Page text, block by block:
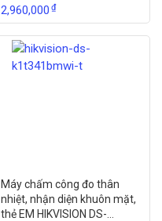
2,960,000₫
Máy chấm công đo thân
nhiệt, nhận diện khuôn mặt,
thẻ EM HIKVISION DS-